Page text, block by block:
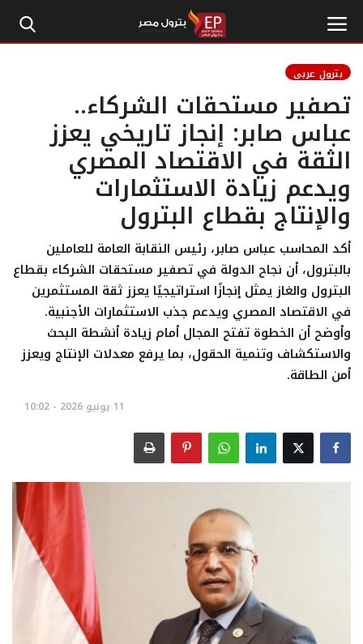
الرئيسية
إتصل بنا
بترول
أخبار مصر
اقتصاد وأموال
طاقة
غاز
اتصالات وتكنولوجيا
شركات
بترول عربي
تصفير مستحقات الشركاء..
عباس صابر: إنجاز تاريخي يعزز
الثقة في الاقتصاد المصري
ويدعم زيادة الاستثمارات
والإنتاج بقطاع البترول
أكد المحاسب عباس صابر، رئيس النقابة العامة للعاملين
بالبترول، أن نجاح الدولة في تصفير مستحقات الشركاء بقطاع
البترول والغاز يمثل إنجازًا استراتيجيًا يعزز ثقة المستثمرين
في الاقتصاد المصري ويدعم جذب الاستثمارات الأجنبية.
وأوضح أن الخطوة تفتح المجال أمام زيادة أنشطة البحث
والاستكشاف وتنمية الحقول، بما يرفع معدلات الإنتاج ويعزز
أمن الطاقة.
11 يونيو 2026 - 10:02